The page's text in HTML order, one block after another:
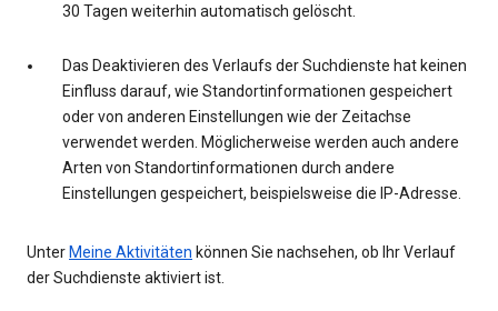
30 Tagen weiterhin automatisch gelöscht.
Das Deaktivieren des Verlaufs der Suchdienste hat keinen
Einfluss darauf, wie Standortinformationen gespeichert
oder von anderen Einstellungen wie der Zeitachse
verwendet werden. Möglicherweise werden auch andere
Arten von Standortinformationen durch andere
Einstellungen gespeichert, beispielsweise die IP-Adresse.
Unter Meine Aktivitäten können Sie nachsehen, ob Ihr Verlauf
der Suchdienste aktiviert ist.